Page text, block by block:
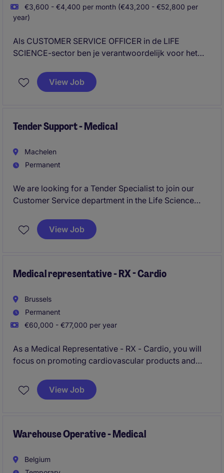
€3,600 - €4,400 per month (€43,200 - €52,800 per
year)
Als CUSTOMER SERVICE OFFICER in de LIFE
SCIENCE-sector ben je verantwoordelijk voor het
vragen en verzoeken. Je speelt een cruciale rol in het
bieden van uitstekende klantenservice en het
View Job
Tender Support - Medical
Machelen
Permanent
We are looking for a Tender Specialist to join our
Customer Service department in the Life Science
managing tender processes and ensuring
compliance with customer requirements.
View Job
Medical representative - RX - Cardio
Brussels
Permanent
€60,000 - €77,000 per year
As a Medical Representative - RX - Cardio, you will
focus on promoting cardiovascular products and
professionals. This role involves driving sales growth
within the life sciences industry while ensuring
View Job
Warehouse Operative - Medical
Belgium